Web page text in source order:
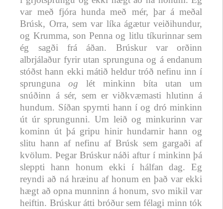
var með fjóra hunda með mér, þar á meðal
Brúsk, Orra, sem var líka ágætur veiðihundur,
og Krumma, son Penna og litlu tíkurinnar sem
ég sagði frá áðan. Brúskur var orðinn
albrjálaður fyrir utan sprunguna og á endanum
stóðst hann ekki mátið heldur tróð nefinu inn í
sprungunaoglét minkinn bíta utan um
snúðinn á sér, sem er viðkvæmasti hlutinn á
hundum. Síðan spyrnti hann í og dró minkinn
út úr sprungunni. Um leið og minkurinn var
kominn út þá gripu hinir hundarnir hann og
slitu hann af nefinu af Brúsk sem gargaði af
kvölum. Þegar Brúskur náði aftur í minkinn þá
sleppti hann honum ekki í hálfan dag. Eg
reyndi að ná hræinu af honum en það var ekki
hægt að opna munninn á honum, svo mikil var
heiftin. Brúskur átti bróður sem félagi minn tók